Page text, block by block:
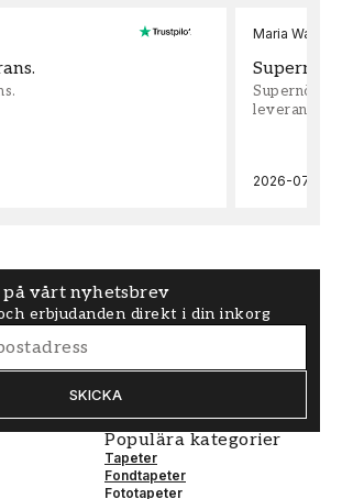
Maria
leveran,
2026-07-22
vårt nyhetsbrev
erbjudanden direkt i din inkorg
SKICKA
Populära kategorier
Tapeter
Fondtapeter
Fototapeter